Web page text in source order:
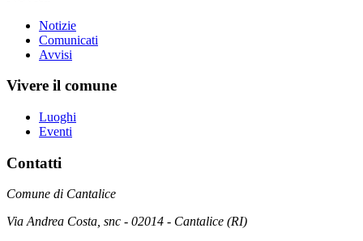
Notizie
Comunicati
Avvisi
Vivere il comune
Luoghi
Eventi
Contatti
Comune di Cantalice
Via Andrea Costa, snc - 02014 - Cantalice (RI)